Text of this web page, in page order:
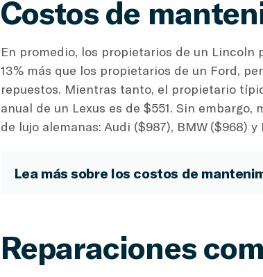
Costos de
En promedio, los propietarios de un Lincoln
13% más que los propietarios de un Ford,
repuestos. Mientras tanto, el propietario
anual de un Lexus es de $551. Sin
de lujo alemanas: Audi ($987), BMW ($968)
Lea más sobre los costos de
Reparaciones